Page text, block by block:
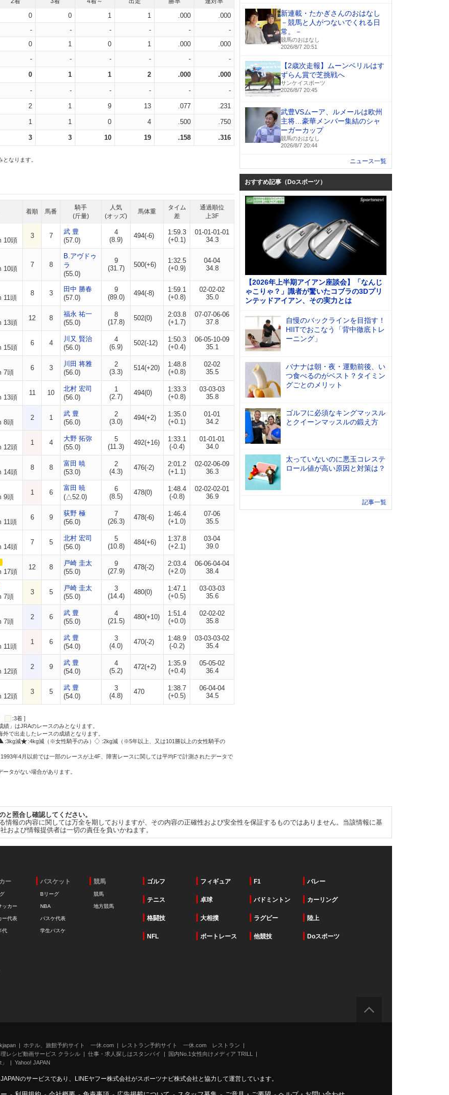
0 0 1 1 .000
.000
- - - - -
-
0 1 0 1 .000
.000
- - - - - -
0 1 1 2 .000 .000
- - - - - -
2 1 9 13 .077 .231
1 1 0 4 .500 .750
3 3 10 19 .158 .316
なります。
着順 馬番
騎手
(斤量)
人気
(オッズ)
馬体重
タイム
差
通過順位
上3F
10頭
3 7
武 豊
(57.0)
4
(8.9)
494(-6)
1:59.3
(+0.1)
01-01-01-01
34.3
10頭
7 8
B.アヴドゥ
ラ
(55.0)
9
(31.7)
500(+6)
1:32.5
(+0.9)
04-04
34.8
11頭
8 3
田中 勝春
(57.0)
9
(89.0)
494(-8)
1:59.1
(+0.8)
02-02-02
35.0
13頭
12 8
福永 祐一
(55.0)
8
(17.8)
502(0)
2:03.8
(+1.7)
07-07-06-06
37.8
15頭
6 4
川又 賢治
(56.0)
4
(6.9)
502(-12)
1:50.3
(+0.4)
06-05-10-09
35.1
7頭
6 3
川田 将雅
(56.0)
2
(3.3)
514(+20)
1:48.8
(+0.8)
02-02
35.5
13頭
11 10
北村 宏司
(56.0)
1
(2.7)
494(0)
1:33.3
(+0.8)
03-03-03
35.8
8頭
2 1
武 豊
(56.0)
2
(3.0)
494(+2)
1:35.0
(+0.1)
01-01
34.2
12頭
1 4
大野 拓弥
(55.0)
5
(11.3)
492(+16)
1:33.1
(-0.4)
01-01-01
34.0
14頭
8 8
富田 暁
(53.0)
2
(4.3)
476(-2)
2:01.2
(+1.1)
02-02-06-09
36.3
9頭
1 6
富田 暁
(△52.0)
6
(8.5)
478(0)
1:48.4
(-0.8)
02-02-02-01
36.9
11頭
6 9
荻野 極
(56.0)
7
(26.3)
478(-6)
1:46.4
(+1.0)
07-06
35.5
14頭
7 5
北村 宏司
(56.0)
5
(10.8)
484(+6)
1:37.8
(+2.1)
03-04
39.0
17頭
12 8
戸崎 圭太
(55.0)
9
(27.9)
478(-2)
2:03.4
(+2.0)
06-06-04-04
38.4
7頭
3 5
戸崎 圭太
(55.0)
3
(14.4)
480(0)
1:47.1
(+0.5)
03-03-03
35.6
7頭
2 6
武 豊
(55.0)
4
(21.5)
480(+10)
1:51.4
(+0.0)
02-02-02
35.8
11頭
1 6
武 豊
(54.0)
3
(4.0)
470(-2)
1:48.9
(-0.2)
03-03-03-02
35.4
12頭
2 9
武 豊
(54.0)
4
(5.2)
472(+2)
1:35.9
(+0.4)
05-05-02
36.4
12頭
3 5
武 豊
(54.0)
3
(4.8)
470
1:38.7
(+0.5)
06-04-04
34.5
:3着 ]
」はJRAのレースのみとなります。
で出走したレースの成績となります。
:3kg減 :4kg減（※女性騎手のみ）
:2kg減（※5年以上、又は101勝以上の女性騎手の
年4月以前では一部のレースが上4F、障害レースに関しては平均Fで計測されたデータで
タがない場合があります。
新連載・たかぎさんのおはなし
－競馬と人がつないでくれる日
常。－
競馬のおはなし
2026/8/7 20:51
【2歳次走報】ムーンベリルはす
ずらん賞で芝挑戦へ
サンケイスポーツ
2026/8/7 20:45
武豊VSムーア、ルメールは欧州
主将…豪華メンバー集結のシャ
ーガーカップ
競馬のおはなし
2026/8/7 20:44
ニュース一覧
おすすめ記事（Doスポーツ）
【2026年上半期アイアン座談会】「なんじ
ゃこりゃ？」識者が驚いたコブラの3Dプリ
ンテッドアイアン、その実力とは
自慢のバックラインを目指す！
HIITでおこなう「背中徹底トレ
ーニング」
バナナは朝・夜・運動前後、い
つ食べるのがベスト？タイミン
グごとのメリット
ゴルフに必須なキングマッスル
とクイーンマッスルの鍛え方
太っていないのに悪玉コレステ
ロール値が高い原因と対策は？
記事一覧
と照合し確認してください。
情報の内容に関しては万全を期しておりますが、その内容の正確性および安全性を保証するものではありません。当該情報に基
および情報提供者は一切の責任を負いかねます。
ー
ッカー
ー代表
代
バスケット
Bリーグ
NBA
バスケ代表
学生バスケ
競馬
競馬
地方競馬
ゴルフ フィギュア F1 バレー
テニス 卓球 バドミントン カーリング
格闘技 大相撲 ラグビー 陸上
NFL ボートレース 他競技 Doスポーツ
ホテル、旅館予約サイト 一休.com
レストラン予約サイト 一休.com レストラン
レシピ動画サービス クラシル 仕事・求人探しはスタンバイ
国内No.1女性向けメディア TRILL
Yahoo! JAPAN
のサービスであり、LINEヤフー株式会社がスポーツナビ株式会社と協力して運営しています。